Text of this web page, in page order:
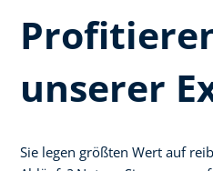
unserer
Sie legen größten Wert auf